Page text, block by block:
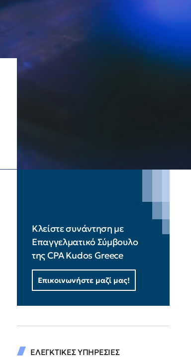
Κλείστε συνάντηση με
Επαγγελματικό Σύμβουλο
της CPA Kudos Greece
Επικοινωνήστε μαζί μας!
ΕΛΕΓΚΤΙΚΕΣ ΥΠΗΡΕΣΙΕΣ